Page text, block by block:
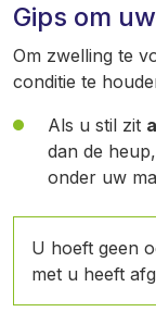
Gips om
Om zwelling te
conditie te
Als u stil zit
dan de
onder uw
U hoeft geen
met u heeft